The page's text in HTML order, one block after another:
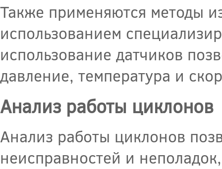
Также применяются методы
использованием
использование датчиков
давление, температура и
Анализ работы циклонов
Анализ работы циклонов
неисправностей и